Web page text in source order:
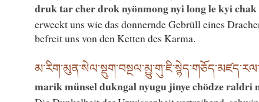
druk tar cher drok nyönmong nyi long le kyi
erweckt uns wie das donnernde Gebrüll eines
befreit uns von den Ketten des Karma.
marik münsel dukngal nyugu jinye chödze raldri